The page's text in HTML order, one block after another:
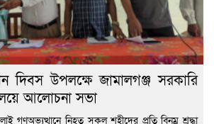
দিবস উপলক্ষে জামালগঞ্জ সরকারি
আলোচনা সভা
গণঅভ্যুত্থানে নিহত সকল শহীদের প্রতি বিনম্র শ্রদ্ধা